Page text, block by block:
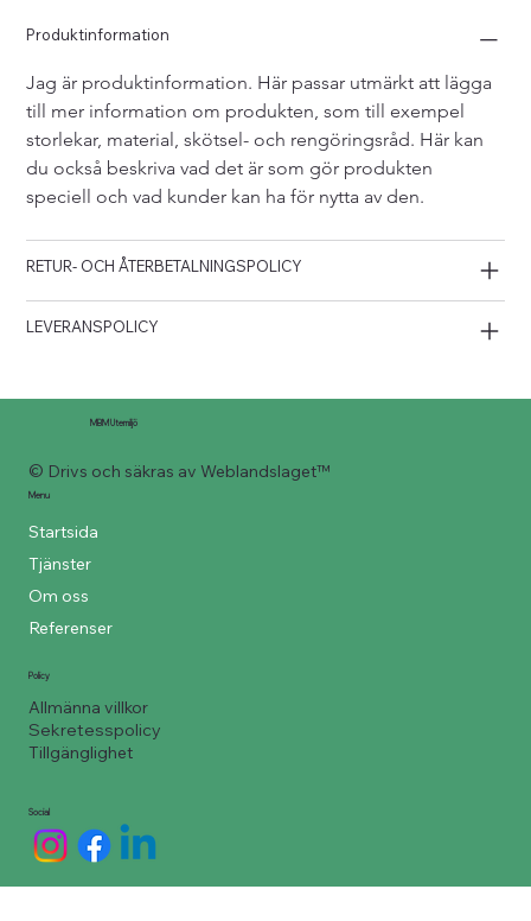
Produktinformation
Jag är produktinformation. Här passar utmärkt att lägga
till mer information om produkten, som till exempel
storlekar, material, skötsel- och rengöringsråd. Här kan
du också beskriva vad det är som gör produkten
speciell och vad kunder kan ha för nytta av den.
RETUR- OCH ÅTERBETALNINGSPOLICY
LEVERANSPOLICY
MBM Utemiljö
© Drivs och säkras av Weblandslaget™
Menu
Startsida
Tjänster
Om oss
Referenser
Policy
Allmänna villkor
Sekretesspolicy
Tillgänglighet
Social